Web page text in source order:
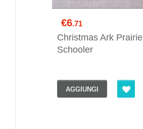
€6.71
Christmas Ark Prairie
Schooler
AGGIUNGI